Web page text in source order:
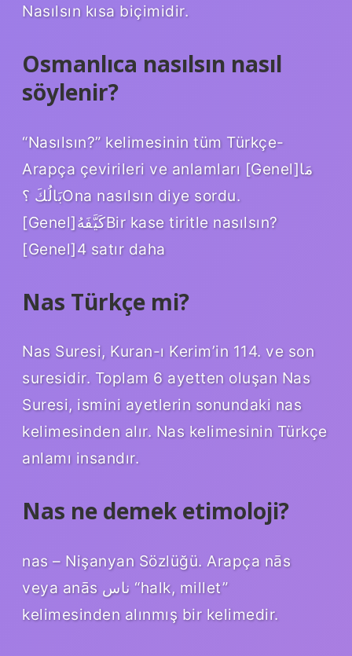
Nasılsın kısa biçimidir.
Osmanlıca nasılsın nasıl
söylenir?
“Nasılsın?” kelimesinin tüm Türkçe-
Arapça çevirileri ve anlamları [Genel]مَا
بَالُكَ ؟Ona nasılsın diye sordu.
[Genel]كَيَّفَهُBir kase tiritle nasılsın?
[Genel]4 satır daha
Nas Türkçe mi?
Nas Suresi, Kuran-ı Kerim’in 114. ve son
suresidir. Toplam 6 ayetten oluşan Nas
Suresi, ismini ayetlerin sonundaki nas
kelimesinden alır. Nas kelimesinin Türkçe
anlamı insandır.
Nas ne demek etimoloji?
nas – Nişanyan Sözlüğü. Arapça nās
veya anās ناس “halk, millet”
kelimesinden alınmış bir kelimedir.